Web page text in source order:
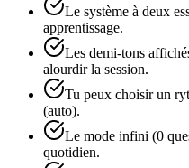
Le système à deux
apprentissage.
Les demi-tons
alourdir la session.
Tu peux choisir un
(auto).
Le mode infini (0
quotidien.